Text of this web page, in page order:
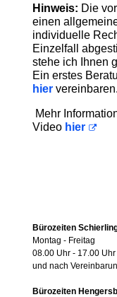
Hinweis: Die
einen
individuelle
Einzelfall
stehe ich Ihnen
Ein erstes
hiervereinbaren.
Mehr
Video hier
Bürozeiten
Montag - Freitag
08.00 Uhr - 17.00 Uhr
und nach
Bürozeiten